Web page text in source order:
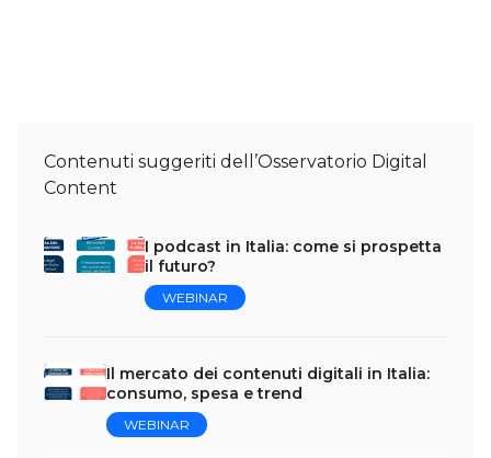
Contenuti suggeriti dell’Osservatorio Digital
Content
I podcast in Italia: come si prospetta
il futuro?
WEBINAR
Il mercato dei contenuti digitali in Italia:
consumo, spesa e trend
WEBINAR